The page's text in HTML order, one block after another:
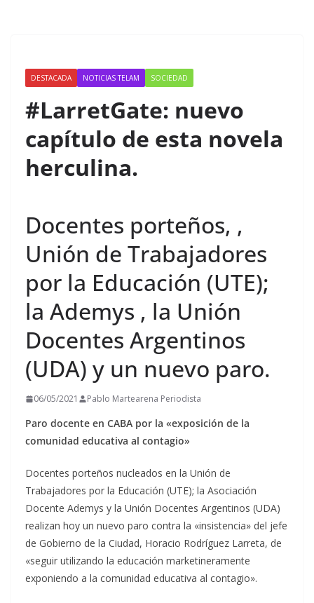
DESTACADA NOTICIAS TELAM SOCIEDAD
#LarretGate: nuevo
capítulo de esta novela
herculina.
Docentes porteños, ,
Unión de Trabajadores
por la Educación (UTE);
la Ademys , la Unión
Docentes Argentinos
(UDA) y un nuevo paro.
06/05/2021 Pablo Martearena Periodista
Paro docente en CABA por la «exposición de la
comunidad educativa al contagio»
Docentes porteños nucleados en la Unión de
Trabajadores por la Educación (UTE); la Asociación
Docente Ademys y la Unión Docentes Argentinos (UDA)
realizan hoy un nuevo paro contra la «insistencia» del jefe
de Gobierno de la Ciudad, Horacio Rodríguez Larreta, de
«seguir utilizando la educación marketineramente
exponiendo a la comunidad educativa al contagio».